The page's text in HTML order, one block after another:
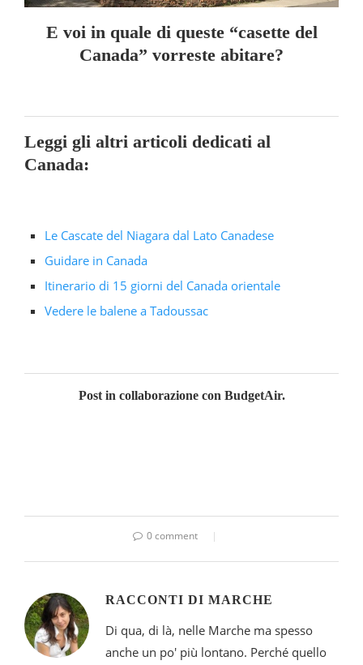
E voi in quale di queste “casette del
Canada” vorreste abitare?
Leggi gli altri articoli dedicati al
Canada:
Le Cascate del Niagara dal Lato Canadese
Guidare in Canada
Itinerario di 15 giorni del Canada orientale
Vedere le balene a Tadoussac
Post in collaborazione con BudgetAir.
0 comment
RACCONTI DI MARCHE
Di qua, di là, nelle Marche ma spesso
anche un po' più lontano. Perché quello